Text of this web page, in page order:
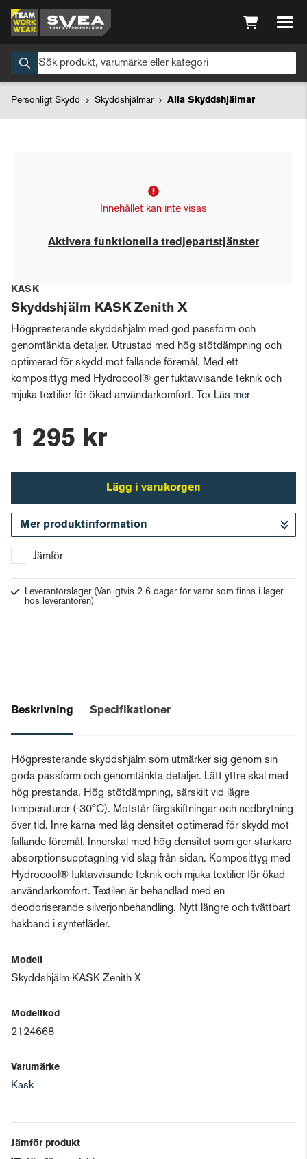
Personligt Skydd Skyddshjälmar Alla Skyddshjälmar
Innehållet kan inte visas
Aktivera funktionella tredjepartstjänster
KASK
Skyddshjälm KASK Zenith X
Högpresterande skyddshjälm med god passform och
genomtänkta detaljer. Utrustad med hög stötdämpning och
optimerad för skydd mot fallande föremål. Med ett
komposittyg med Hydrocool® ger fuktavvisande teknik och
mjuka textilier för ökad användarkomfort. Tex Läs mer
1 295 kr
Lägg i varukorgen
Mer produktinformation
Jämför
Leverantörslager (Vanligtvis 2-6 dagar för varor som finns i lager
hos leverantören)
Beskrivning Specifikationer
Högpresterande skyddshjälm som utmärker sig genom sin
goda passform och genomtänkta detaljer. Lätt yttre skal med
hög prestanda. Hög stötdämpning, särskilt vid lägre
temperaturer (-30°C). Motstår färgskiftningar och nedbrytning
över tid. Inre kärna med låg densitet optimerad för skydd mot
fallande föremål. Innerskal med hög densitet som ger starkare
absorptionsupptagning vid slag från sidan. Komposittyg med
Hydrocool® fuktavvisande teknik och mjuka textilier för ökad
användarkomfort. Textilen är behandlad med en
deodoriserande silverjonbehandling. Nytt längre och tvättbart
hakband i syntetläder.
Modell
Skyddshjälm KASK Zenith X
Modellkod
2124668
Varumärke
Kask
Jämför produkt